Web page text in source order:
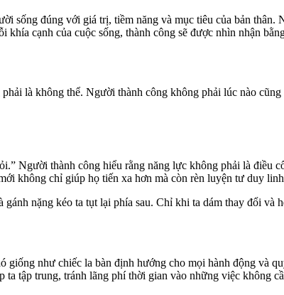
sống đúng với giá trị, tiềm năng và mục tiêu của bản
cạnh của cuộc sống, thành công sẽ được nhìn nhận
là không thể. Người thành công không phải lúc nào
Người thành công hiểu rằng năng lực không phải là điều
không chỉ giúp họ tiến xa hơn mà còn rèn luyện tư duy linh
nặng kéo ta tụt lại phía sau. Chỉ khi ta dám thay đổi
giống như chiếc la bàn định hướng cho mọi hành động và
tập trung, tránh lãng phí thời gian vào những việc không